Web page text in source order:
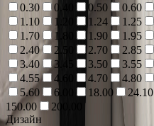
0.30
0.40 0.50 0.60
1.10
1.20 1.24 1.25
1.70
1.80 1.90 1.95
2.40
2.50 2.70 2.85
3.40
3.45 3.50 3.55
4.55
4.60 4.70 4.80
5.60
6.00 18.00 24.10
150.00
200.00
Дизайн